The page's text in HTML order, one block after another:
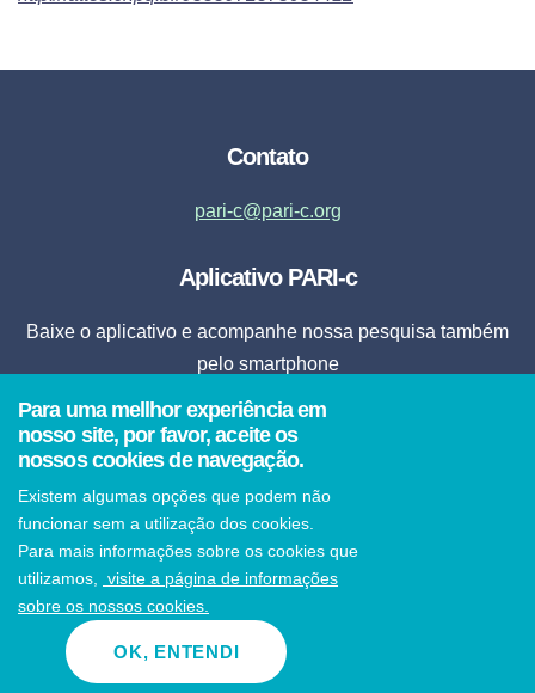
Contato
pari-c@pari-c.org
Aplicativo PARI-c
Baixe o aplicativo e acompanhe nossa pesquisa também
pelo smartphone
Fazer Download
smartphone.
© 2021 PARI-c Todos os direitos reservados
Para uma mellhor experiência em
nosso site, por favor, aceite os
nossos cookies de navegação.
Existem algumas opções que podem não
funcionar sem a utilização dos cookies.
Para mais informações sobre os cookies que
utilizamos,
visite a página de informações
sobre os nossos cookies.
OK, ENTENDI